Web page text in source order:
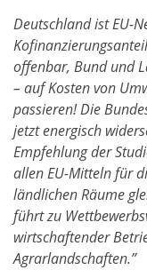
Deutschland ist EU-
offenbar, Bund und
– auf Kosten von
passieren! Die
jetzt energisch
Empfehlung der
allen EU-Mitteln für
ländlichen Räume
führt zu
wirtschaftender
Agrarlandschaften.”